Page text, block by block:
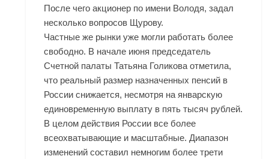
После чего акционер по имени Володя, задал
несколько вопросов Щурову.
Частные же рынки уже могли работать более
свободно. В начале июня председатель
Счетной палаты Татьяна Голикова отметила,
что реальный размер назначенных пенсий в
России снижается, несмотря на январскую
единовременную выплату в пять тысяч рублей.
В целом действия России все более
всеохватывающие и масштабные. Диапазон
изменений составил немногим более трети